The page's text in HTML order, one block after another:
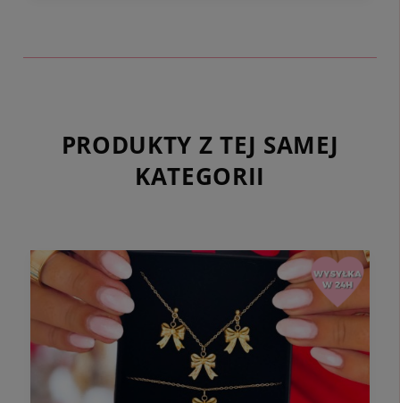
PRODUKTY Z TEJ SAMEJ
KATEGORII